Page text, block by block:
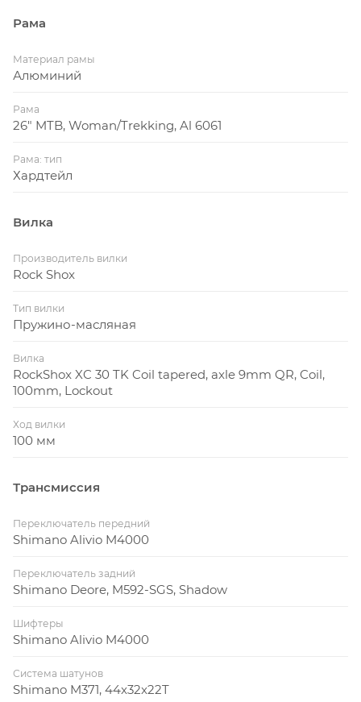
Рама
Материал рамы
Алюминий
Рама
26" MTB, Woman/Trekking, Al 6061
Рама: тип
Хардтейл
Вилка
Производитель вилки
Rock Shox
Тип вилки
Пружино-масляная
Вилка
RockShox XC 30 TK Coil tapered, axle 9mm QR, Coil,
100mm, Lockout
Ход вилки
100 мм
Трансмиссия
Переключатель передний
Shimano Alivio M4000
Переключатель задний
Shimano Deore, M592-SGS, Shadow
Шифтеры
Shimano Alivio M4000
Система шатунов
Shimano M371, 44x32x22T